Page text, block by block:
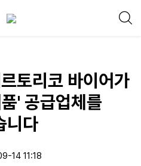
토리코 바이어가
' 공급업체를
니다
14 11:18